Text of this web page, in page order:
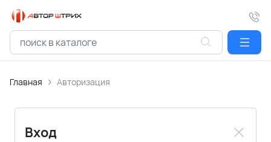
Главная Авторизация
Вход